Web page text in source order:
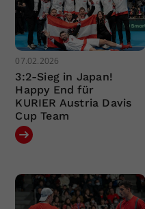
07.02.2026
3:2-Sieg in Japan!
Happy End für
KURIER Austria Davis
Cup Team